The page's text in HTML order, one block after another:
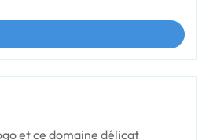
et ce domaine délicat